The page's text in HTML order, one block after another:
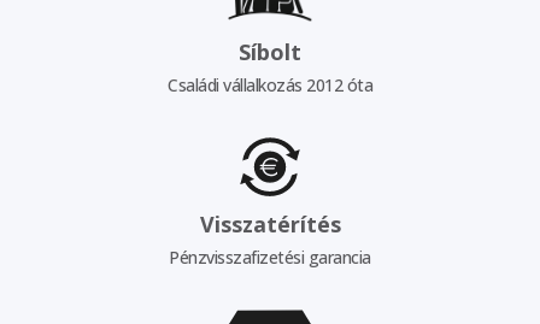
Síbolt
Családi vállalkozás 2012 óta
Visszatérítés
Pénzvisszafizetési garancia